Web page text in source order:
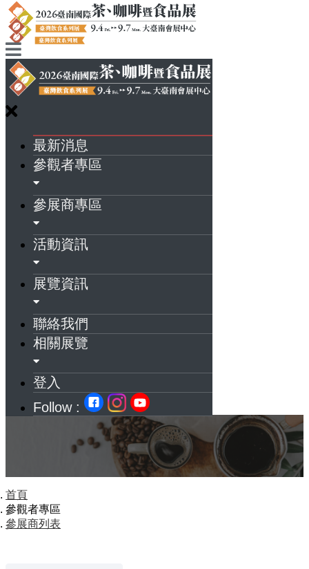
最新消息
參觀者專區
參展商專區
活動資訊
展覽資訊
聯絡我們
相關展覽
登入
Follow :
首頁
參觀者專區
參展商列表